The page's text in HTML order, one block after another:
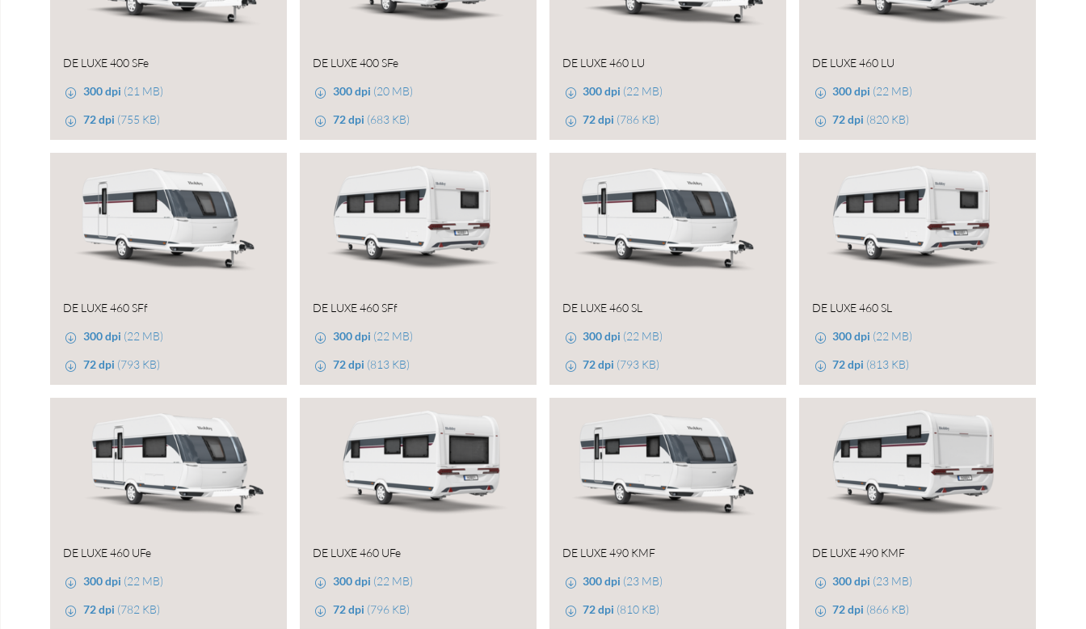
DE LUXE 400 SFe
300 dpi (21 MB)
72 dpi (755 KB)
DE LUXE 400 SFe
300 dpi (20 MB)
72 dpi (683 KB)
DE LUXE 460 LU
300 dpi (22 MB)
72 dpi (786 KB)
DE LUXE 460 LU
300 dpi (22 MB)
72 dpi (820 KB)
DE LUXE 460 SFf
300 dpi (22 MB)
72 dpi (793 KB)
DE LUXE 460 SFf
300 dpi (22 MB)
72 dpi (813 KB)
DE LUXE 460 SL
300 dpi (22 MB)
72 dpi (793 KB)
DE LUXE 460 SL
300 dpi (22 MB)
72 dpi (813 KB)
DE LUXE 460 UFe
300 dpi (22 MB)
72 dpi (782 KB)
DE LUXE 460 UFe
300 dpi (22 MB)
72 dpi (796 KB)
DE LUXE 490 KMF
300 dpi (23 MB)
72 dpi (810 KB)
DE LUXE 490 KMF
300 dpi (23 MB)
72 dpi (866 KB)